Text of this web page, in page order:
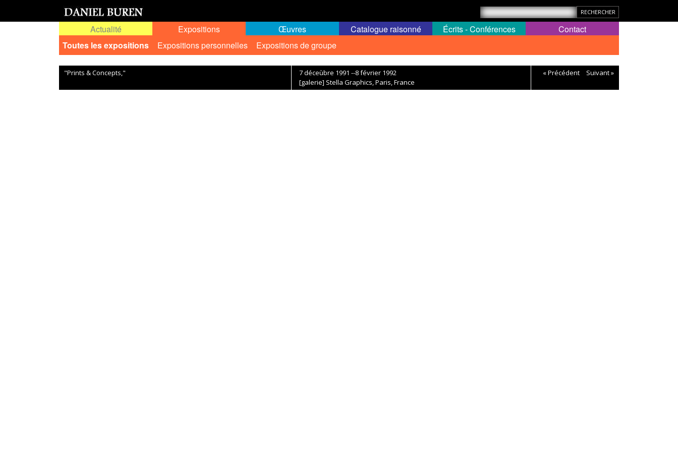
Actualité
Expositions
Toutes les expositions
Expositions personnelles Expositions de groupe
Œuvres Catalogue raisonné Écrits - Conférences Contact
"Prints & Concepts,"
7 déceùbre 1991 --8 février 1992
[galerie] Stella Graphics, Paris, France
« Précédent Suivant »